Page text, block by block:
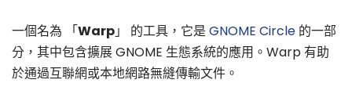
一個名為 「Warp」 的工具，它是GNOME Circle 的一部
分，其中包含擴展 GNOME 生態系統的應用。Warp 有助
於通過互聯網或本地網路無縫傳輸文件。